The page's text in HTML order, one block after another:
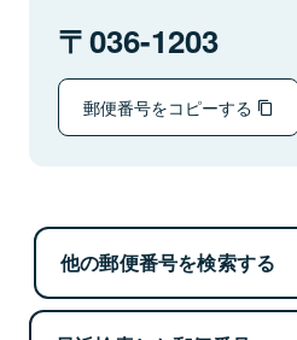
036-1203
郵便番号をコピーする
他の郵便番号を検索する